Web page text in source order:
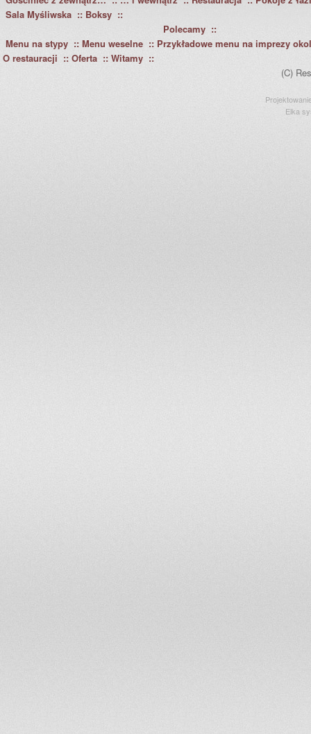
Sala Myśliwska
Boksy
Polecamy
Menu na stypy
Menu weselne
Przykładowe menu na imprezy
O restauracji
Oferta
Witamy
(C)
Elka